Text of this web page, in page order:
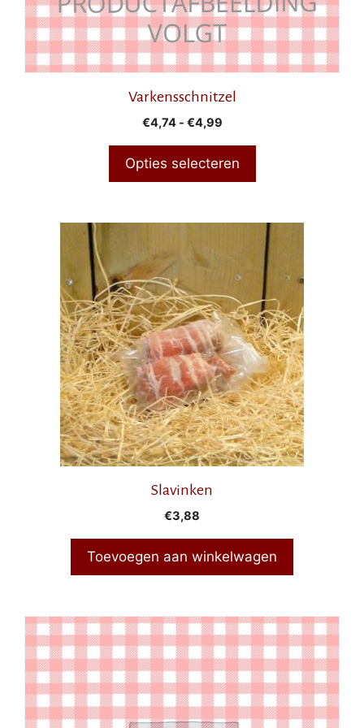
Varkensschnitzel
€4,74 - €4,99Prijsklasse:
€4,99
Opties selecteren
productpagina
Slavinken
€3,88
Toevoegen aan winkelwagen